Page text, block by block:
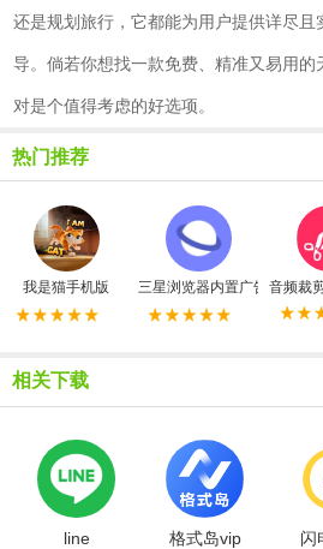
还是规划旅行，它都能为用户提供详尽
导。倘若你想找一款免费、精准又易用的
对是个值得考虑的好选项。
热门推荐
我是猫手机版 三星浏览器内置广告拦截器
音频裁
相关下载
line
格式岛vip
闪